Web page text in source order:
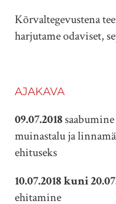
Kõrvaltegevustena
harjutame odaviset,
AJAKAVA
09.07.2018
muinastalu ja
ehituseks
10.07.2018 kuni
ehitamine